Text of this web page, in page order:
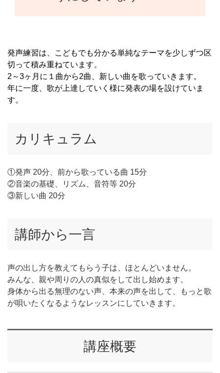
発声練習は、こどもでも分かる単純なテーマを少しずつ区
切って積み重ねています。
2～3ヶ月に１曲から2曲、新しい曲を歌っていきます。
年に一度、歌が上達していく様に発表の場を設けていま
す。
カリキュラム
①発声 20分、前から歌っている曲 15分
②音楽の基礎、リズム、音符等 20分
③新しい曲 20分
講師から一言
声の出し方を教えてもらう子は、ほとんどいません。
みんな、親や周りの人の真似をして出し始めます。
身体から出る無理のない声、本来の声を出して、もっと歌
が唄いたくなるようなレッスンにしていきます。
講座概要